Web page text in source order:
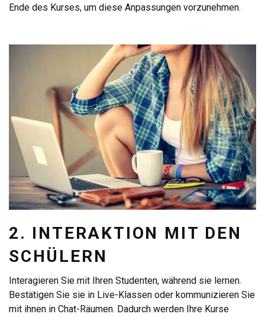
Ende des Kurses, um diese Anpassungen vorzunehmen.
2. INTERAKTION MIT DEN
SCHÜLERN
Interagieren Sie mit Ihren Studenten, während sie lernen.
Bestätigen Sie sie in Live-Klassen oder kommunizieren Sie
mit ihnen in Chat-Räumen. Dadurch werden Ihre Kurse